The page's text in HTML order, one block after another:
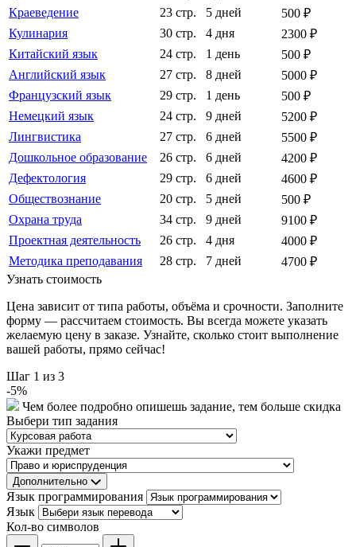
Краеведение
23 стр. 5 дней
500 ₽
Кулинария
30 стр. 4 дня
2300 ₽
Китайский язык
24 стр. 1 день
500 ₽
Английский язык
27 стр. 8 дней
5000 ₽
Французский язык
29 стр. 1 день
500 ₽
Немецкий язык
24 стр. 9 дней
5200 ₽
Лингвистика
27 стр. 6 дней
5500 ₽
Дошкольное образование
26 стр. 6 дней
4200 ₽
Дефектология
29 стр. 6 дней
4600 ₽
Обществознание
20 стр. 5 дней
500 ₽
Охрана труда
34 стр. 9 дней
9100 ₽
Проектная деятельность
26 стр. 4 дня
4000 ₽
Методика преподавания
28 стр. 7 дней
4700 ₽
Узнать стоимость
Цена зависит от типа работы, объёма и срочности. Заполните
форму — рассчитаем стоимость. Вы всегда можете указать
желаемую цену в заказе. Узнайте, сколько стоит выполнение
вашей работы, прямо сейчас!
Шаг 1 из 3
-5%
Чем более подробно опишешь задание, тем больше скидка
Выбери тип задания
Укажи предмет
Дополнительно
Язык программирования
Язык
Кол-во символов